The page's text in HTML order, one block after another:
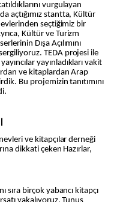
vurgulayan
açtığımız stantta, Kültür
seçtiğimiz bir
Kültür ve Turizm
Dışa Açılımını
TEDA projesi ile
yayınladıkları vakit
ve kitaplardan Arap
Bu projemizin tanıtımını
ve kitapçılar derneği
dikkati çeken Hazırlar,
sıra birçok yabancı kitapçı